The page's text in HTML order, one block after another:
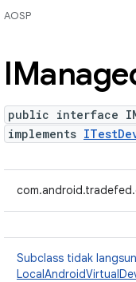
AOSP
public interface
implements
Subclass tidak